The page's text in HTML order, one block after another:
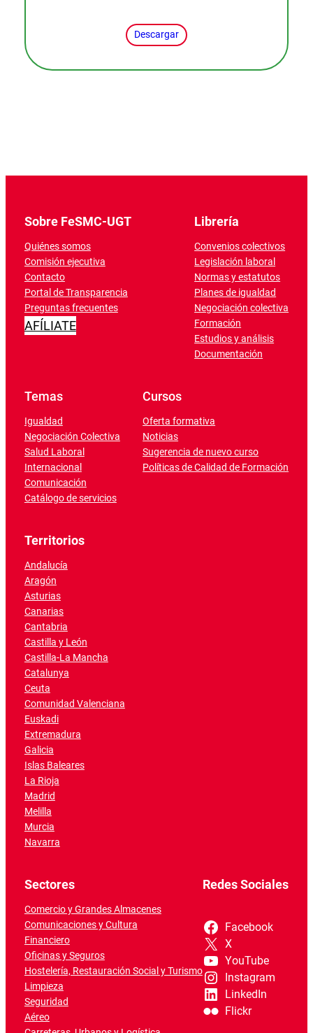
Descargar
Sobre FeSMC-UGT
Quiénes somos
Comisión ejecutiva
Contacto
Portal de Transparencia
Preguntas frecuentes
AFÍLIATE
Librería
Convenios colectivos
Legislación laboral
Normas y estatutos
Planes de igualdad
Negociación colectiva
Formación
Estudios y análisis
Documentación
Temas
Igualdad
Negociación Colectiva
Salud Laboral
Internacional
Comunicación
Catálogo de servicios
Cursos
Oferta formativa
Noticias
Sugerencia de nuevo curso
Políticas de Calidad de Formación
Territorios
Andalucía
Aragón
Asturias
Canarias
Cantabria
Castilla y León
Castilla-La Mancha
Catalunya
Ceuta
Comunidad Valenciana
Euskadi
Extremadura
Galicia
Islas Baleares
La Rioja
Madrid
Melilla
Murcia
Navarra
Sectores
Comercio y Grandes Almacenes
Comunicaciones y Cultura
Financiero
Oficinas y Seguros
Hostelería, Restauración Social y Turismo
Limpieza
Seguridad
Aéreo
Redes Sociales
Facebook
X
YouTube
Instagram
LinkedIn
Flickr